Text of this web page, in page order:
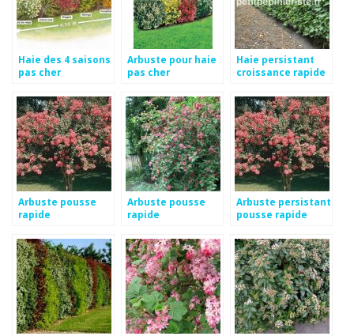
Haie des 4 saisons
pas cher
Arbuste pour haie
pas cher
Haie persistant
croissance rapide
Arbuste pousse
rapide
Arbuste pousse
rapide
Arbuste persistant
pousse rapide